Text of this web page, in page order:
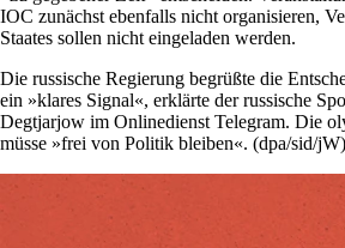
IOC zunächst ebenfalls nicht organisieren,
Staates sollen nicht eingeladen werden.
Die russische Regierung begrüßte die
ein »klares Signal«, erklärte der russische
Degtjarjow im Onlinedienst Telegram. Die
müsse »frei von Politik bleiben«. (dpa/sid/jW)